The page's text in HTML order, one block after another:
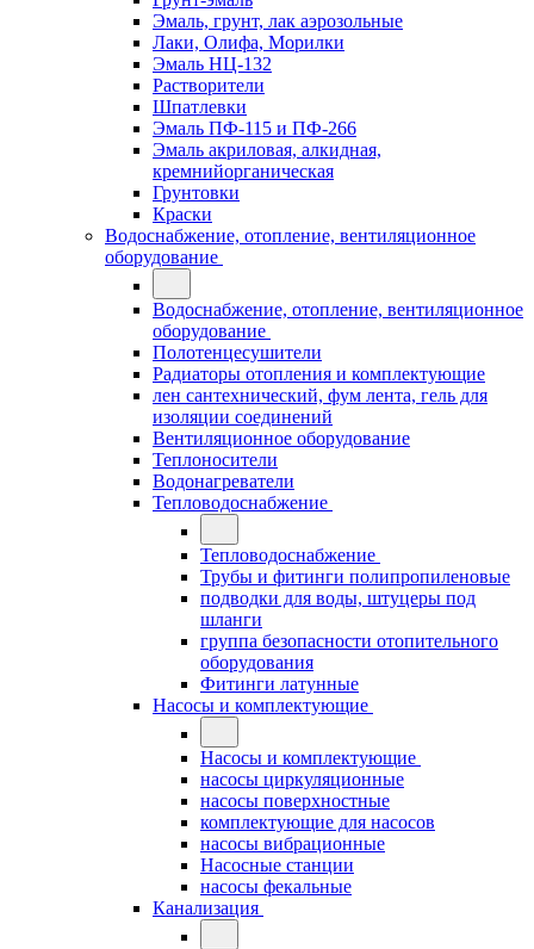
Эмаль, грунт, лак аэрозольные
Лаки, Олифа, Морилки
Эмаль НЦ-132
Растворители
Шпатлевки
Эмаль ПФ-115 и ПФ-266
Эмаль акриловая, алкидная,
кремнийорганическая
Грунтовки
Краски
Водоснабжение, отопление, вентиляционное
оборудование
Водоснабжение, отопление, вентиляционное
оборудование
Полотенцесушители
Радиаторы отопления и комплектующие
лен сантехнический, фум лента, гель для
изоляции соединений
Вентиляционное оборудование
Теплоносители
Водонагреватели
Тепловодоснабжение
Тепловодоснабжение
Трубы и фитинги полипропиленовые
подводки для воды, штуцеры под
шланги
группа безопасности отопительного
оборудования
Фитинги латунные
Насосы и комплектующие
Насосы и комплектующие
насосы циркуляционные
насосы поверхностные
комплектующие для насосов
насосы вибрационные
Насосные станции
насосы фекальные
Канализация